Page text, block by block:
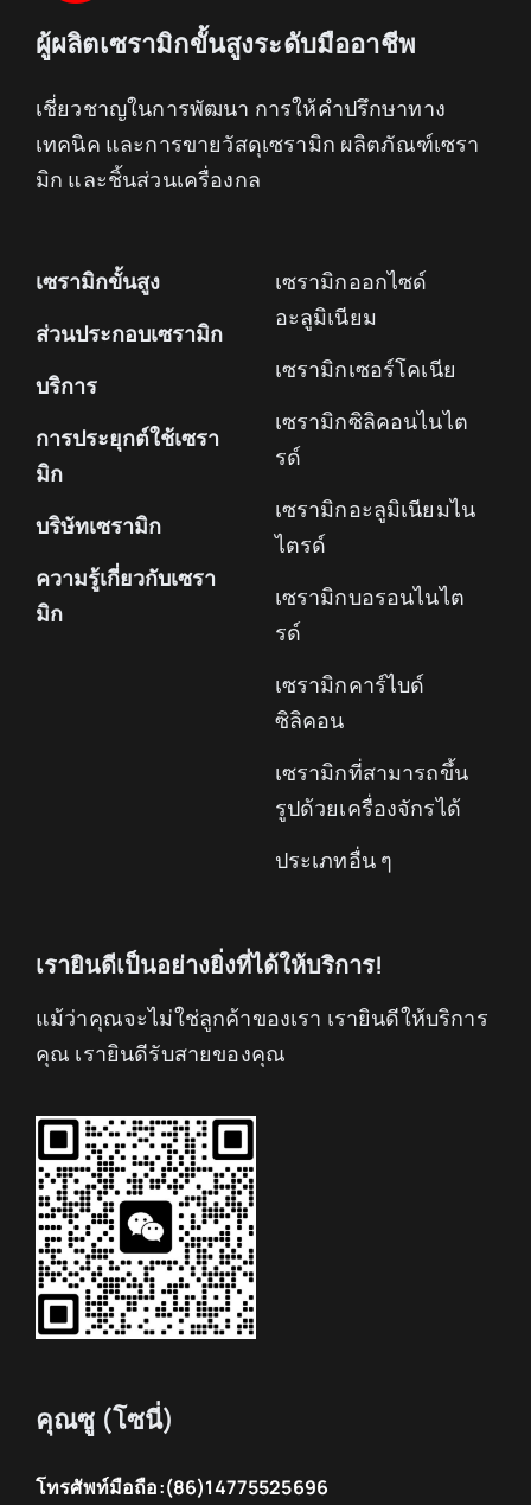
ผู้ผลิตเซรามิกขั้นสูงระดับมืออาชีพ
เชี่ยวชาญในการพัฒนา การให้คำปรึกษาทาง
เทคนิค และการขายวัสดุเซรามิก ผลิตภัณฑ์เซรา
มิก และชิ้นส่วนเครื่องกล
เซรามิกขั้นสูง
ส่วนประกอบเซรามิก
บริการ
การประยุกต์ใช้เซรา
มิก
บริษัทเซรามิก
ความรู้เกี่ยวกับเซรา
มิก
เซรามิกออกไซด์
อะลูมิเนียม
เซรามิกเซอร์โคเนีย
เซรามิกซิลิคอนไนไต
รด์
เซรามิกอะลูมิเนียมไน
ไตรด์
เซรามิกบอรอนไนไต
รด์
เซรามิกคาร์ไบด์
ซิลิคอน
เซรามิกที่สามารถขึ้น
รูปด้วยเครื่องจักรได้
ประเภทอื่น ๆ
เรายินดีเป็นอย่างยิ่งที่ได้ให้บริการ!
แม้ว่าคุณจะไม่ใช่ลูกค้าของเรา เรายินดีให้บริการ
คุณ เรายินดีรับสายของคุณ
คุณซู (โซนี่)
โทรศัพท์มือถือ:(86)14775525696